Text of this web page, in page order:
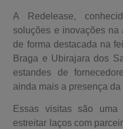
A Redelease,
soluções e inovações na
de forma destacada na
Braga e Ubirajara dos
estandes de
ainda mais a presença da
Essas visitas são uma
estreitar laços com